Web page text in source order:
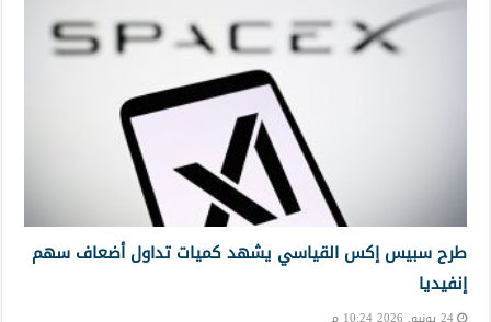
طرح سبيس إكس القياسي يشهد كميات تداول أضعاف سهم
إنفيديا